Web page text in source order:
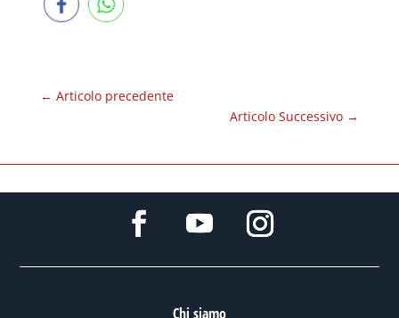
← Articolo precedente
Articolo Successivo →
Chi siamo